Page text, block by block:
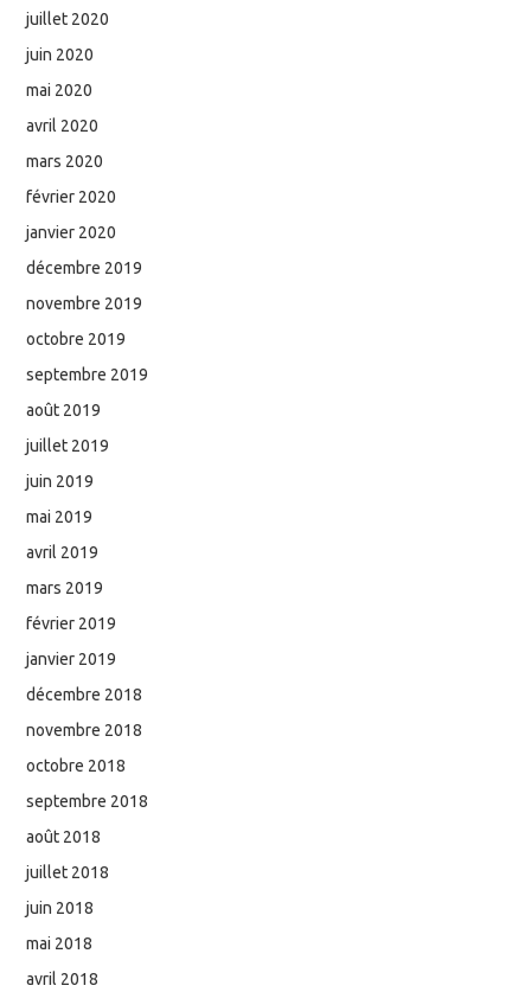
juillet 2020
juin 2020
mai 2020
avril 2020
mars 2020
février 2020
janvier 2020
décembre 2019
novembre 2019
octobre 2019
septembre 2019
août 2019
juillet 2019
juin 2019
mai 2019
avril 2019
mars 2019
février 2019
janvier 2019
décembre 2018
novembre 2018
octobre 2018
septembre 2018
août 2018
juillet 2018
juin 2018
mai 2018
avril 2018